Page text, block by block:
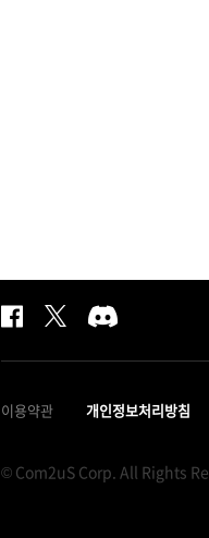
이용약관 개인정보처리방침
© Com2uS Corp. All Rights